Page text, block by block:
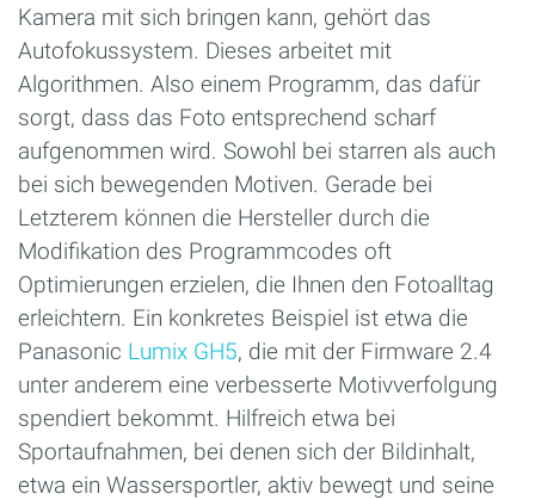
Kamera mit sich bringen kann, gehört das
Autofokussystem. Dieses arbeitet mit
Algorithmen. Also einem Programm, das dafür
sorgt, dass das Foto entsprechend scharf
aufgenommen wird. Sowohl bei starren als auch
bei sich bewegenden Motiven. Gerade bei
Letzterem können die Hersteller durch die
Modifikation des Programmcodes oft
Optimierungen erzielen, die Ihnen den Fotoalltag
erleichtern. Ein konkretes Beispiel ist etwa die
Panasonic Lumix GH5, die mit der Firmware 2.4
unter anderem eine verbesserte Motivverfolgung
spendiert bekommt. Hilfreich etwa bei
Sportaufnahmen, bei denen sich der Bildinhalt,
etwa ein Wassersportler, aktiv bewegt und seine